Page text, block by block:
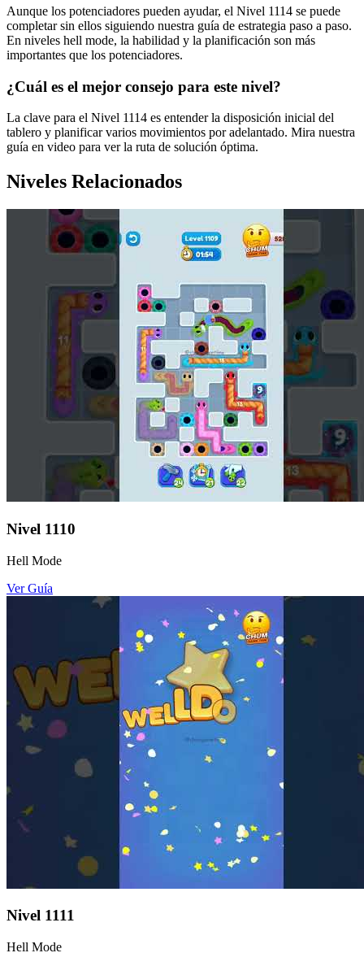
Aunque los potenciadores pueden ayudar, el Nivel 1114 se puede
completar sin ellos siguiendo nuestra guía de estrategia paso a paso.
En niveles hell mode, la habilidad y la planificación son más
importantes que los potenciadores.
¿Cuál es el mejor consejo para este nivel?
La clave para el Nivel 1114 es entender la disposición inicial del
tablero y planificar varios movimientos por adelantado. Mira nuestra
guía en video para ver la ruta de solución óptima.
Niveles Relacionados
Nivel 1110
Hell Mode
Ver Guía
Nivel 1111
Hell Mode